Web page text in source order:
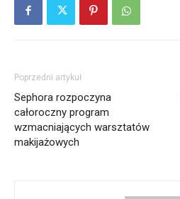
Poprzedni artykuł
Sephora rozpoczyna
całoroczny program
wzmacniających warsztatów
makijażowych